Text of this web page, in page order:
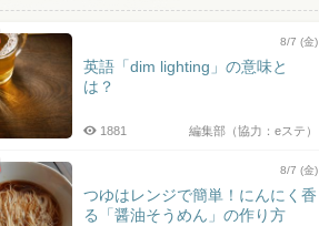
8/7 (金)
英語「dim lighting」の意味と
は？
編集部（協力：eステ）
1881
8/7 (金)
つゆはレンジで簡単！にんにく香
る「醤油そうめん」の作り方